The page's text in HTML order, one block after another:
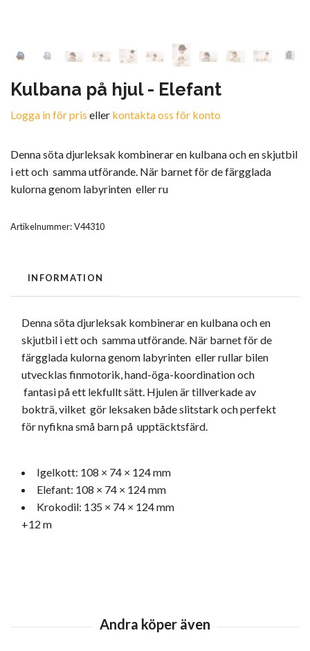
Kulbana på hjul - Elefant
Logga in för pris eller kontakta oss för konto
Denna söta djurleksak kombinerar en kulbana och en skjutbil
i ett och samma utförande. När barnet för de färgglada
kulorna genom labyrinten eller ru
Artikelnummer:V44310
INFORMATION
Denna söta djurleksak kombinerar en kulbana och en
skjutbil i ett och samma utförande. När barnet för de
färgglada kulorna genom labyrinten eller rullar bilen
utvecklas finmotorik, hand-öga-koordination och
fantasi på ett lekfullt sätt. Hjulen är tillverkade av
bokträ, vilket gör leksaken både slitstark och perfekt
för nyfikna små barn på upptäcktsfärd.
Igelkott: 108 × 74 × 124 mm
Elefant: 108 × 74 × 124 mm
Krokodil: 135 × 74 × 124 mm
+12 m